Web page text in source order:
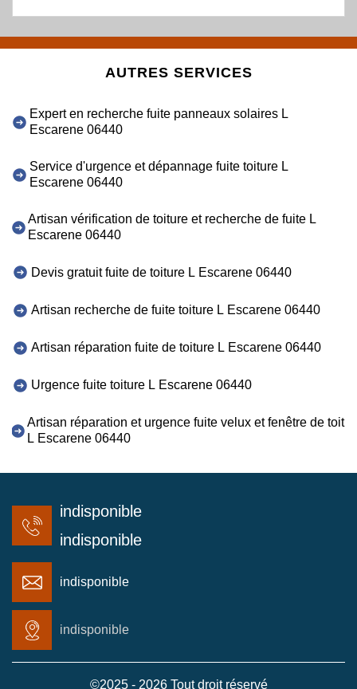
AUTRES SERVICES
Expert en recherche fuite panneaux solaires L
Escarene 06440
Service d'urgence et dépannage fuite toiture L
Escarene 06440
Artisan vérification de toiture et recherche de fuite L
Escarene 06440
Devis gratuit fuite de toiture L Escarene 06440
Artisan recherche de fuite toiture L Escarene 06440
Artisan réparation fuite de toiture L Escarene 06440
Urgence fuite toiture L Escarene 06440
Artisan réparation et urgence fuite velux et fenêtre de toit
L Escarene 06440
indisponible
indisponible
indisponible
indisponible
©2025 - 2026 Tout droit réservé